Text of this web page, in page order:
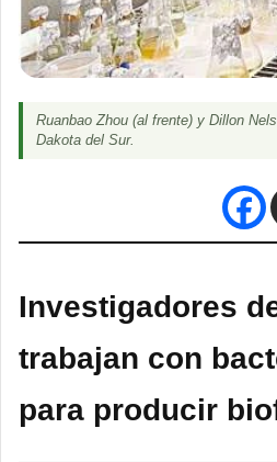
Ruanbao Zhou (al frente) y Dillon
Dakota del Sur.
Investigadores
trabajan con
para producir